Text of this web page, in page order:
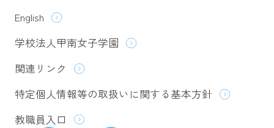
English
学校法人甲南女子学園
関連リンク
特定個人情報等の取扱いに関する基本方針
教職員入口